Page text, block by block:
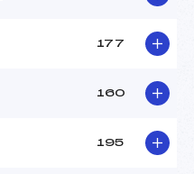
177
160
195